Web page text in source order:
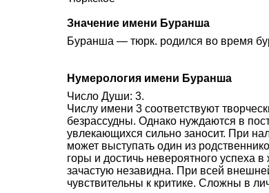
Значение имени Буранша
Буранша — тюрк. родился во время
Нумерология имени Буранша
Число Души: 3.
Числу имени 3 соответствуют
безрассудны. Однако нуждаются в
увлекающихся сильно заносит. При
может выступать один из
горы и достичь невероятного успеха
зачастую незавидна. При всей
чувствительны к критике. Сложны в